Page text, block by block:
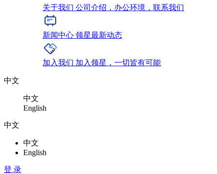
关于我们 公司介绍，办公环境，联系我们
新闻中心 领星最新动态
加入我们 加入领星，一切皆有可能
中文
中文
English
中文
中文
English
登 录